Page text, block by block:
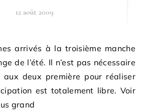
12 août 2009
arrivés à la troisième manche
de l’été. Il n’est pas nécessaire
aux deux première pour réaliser
est totalement libre. Voir
grand